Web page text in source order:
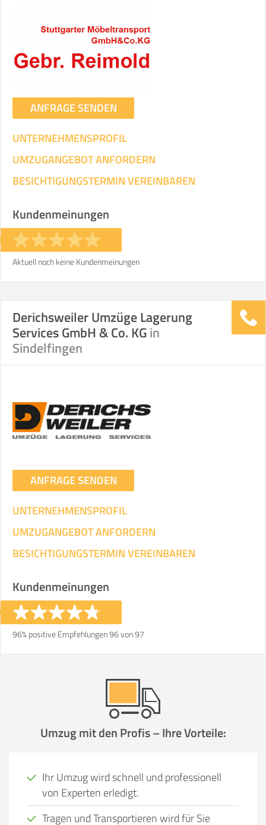
ANFRAGE SENDEN
UNTERNEHMENSPROFIL
UMZUGANGEBOT ANFORDERN
BESICHTIGUNGSTERMIN VEREINBAREN
Kundenmeinungen
Aktuell noch keine Kundenmeinungen
Derichsweiler Umzüge Lagerung
Services GmbH & Co. KGin
Sindelfingen
ANFRAGE SENDEN
UNTERNEHMENSPROFIL
UMZUGANGEBOT ANFORDERN
BESICHTIGUNGSTERMIN VEREINBAREN
Kundenmeinungen
96% positive Empfehlungen 96 von 97
Umzug mit den Profis – Ihre Vorteile:
Ihr Umzug wird schnell und professionell
von Experten erledigt.
Tragen und Transportieren wird für Sie